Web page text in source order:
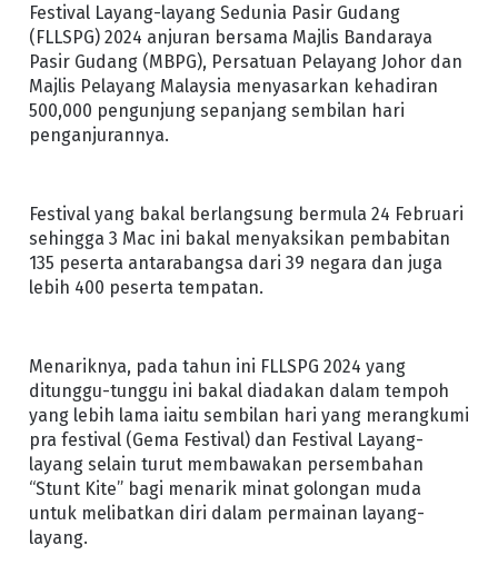
Festival Layang-layang Sedunia Pasir Gudang
(FLLSPG) 2024 anjuran bersama Majlis Bandaraya
Pasir Gudang (MBPG), Persatuan Pelayang Johor dan
Majlis Pelayang Malaysia menyasarkan kehadiran
500,000 pengunjung sepanjang sembilan hari
penganjurannya.
Festival yang bakal berlangsung bermula 24 Februari
sehingga 3 Mac ini bakal menyaksikan pembabitan
135 peserta antarabangsa dari 39 negara dan juga
lebih 400 peserta tempatan.
Menariknya, pada tahun ini FLLSPG 2024 yang
ditunggu-tunggu ini bakal diadakan dalam tempoh
yang lebih lama iaitu sembilan hari yang merangkumi
pra festival (Gema Festival) dan Festival Layang-
layang selain turut membawakan persembahan
“Stunt Kite” bagi menarik minat golongan muda
untuk melibatkan diri dalam permainan layang-
layang.